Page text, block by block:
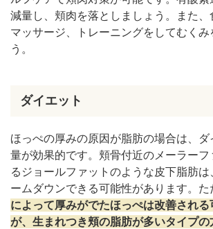
減量し、頬肉を落としましょう。また、
マッサージ、トレーニングをしてむくみ
う。
ダイエット
ほっぺの厚みの原因が脂肪の場合は、
量が効果的です。頬骨付近のメーラーフ
るジョールファットのような皮下脂肪は
ームダウンできる可能性があります。た
によって厚みがでたほっぺは改善され
が、生まれつき頬の脂肪が多いタイプ